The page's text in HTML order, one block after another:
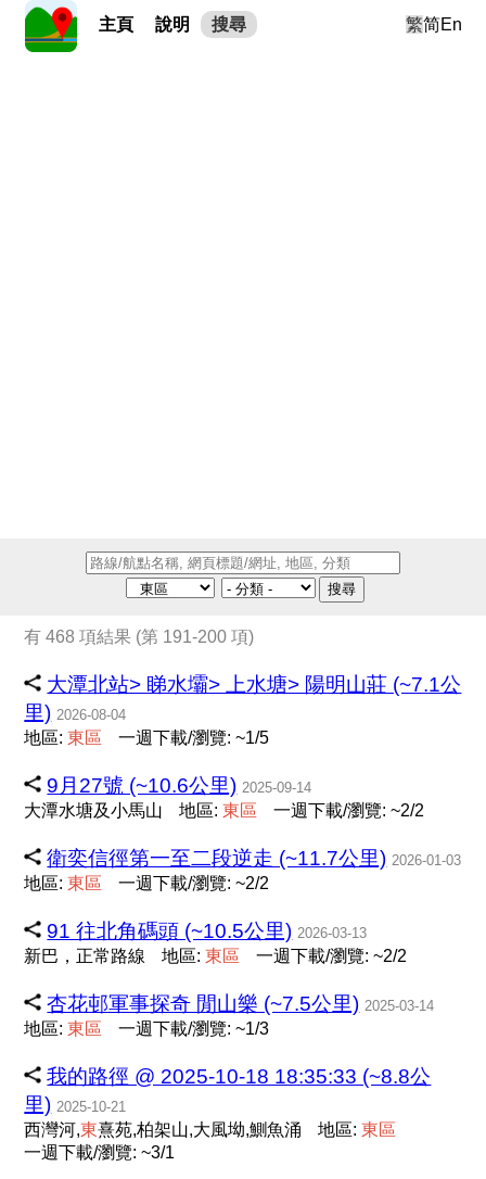
主頁 說明 搜尋 繁简En
搜尋
有 468 項結果 (第 191-200 項)
大潭北站> 睇水壩> 上水塘> 陽明山莊 (~7.1公
里) 2026-08-04
地區:東區 一週下載/瀏覽: ~1/5
9月27號 (~10.6公里) 2025-09-14
大潭水塘及小馬山 地區:東區 一週下載/瀏覽: ~2/2
衛奕信徑第一至二段逆走 (~11.7公里) 2026-01-03
地區:東區 一週下載/瀏覽: ~2/2
91 往北角碼頭 (~10.5公里) 2026-03-13
新巴，正常路線 地區:東區 一週下載/瀏覽: ~2/2
杏花邨軍事探奇 閒山樂 (~7.5公里) 2025-03-14
地區:東區 一週下載/瀏覽: ~1/3
我的路徑 @ 2025-10-18 18:35:33 (~8.8公
里) 2025-10-21
西灣河,東熹苑,柏架山,大風坳,鰂魚涌 地區:東區
一週下載/瀏覽: ~3/1